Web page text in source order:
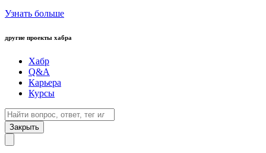
Узнать больше
другие проекты хабра
Хабр
Q&A
Карьера
Курсы
Закрыть